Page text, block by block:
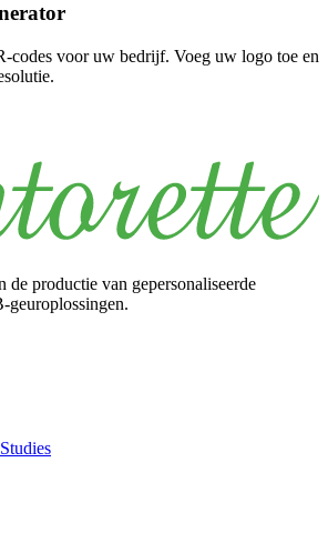
codes voor uw bedrijf. Voeg uw logo toe en
de productie van gepersonaliseerde
geuroplossingen.